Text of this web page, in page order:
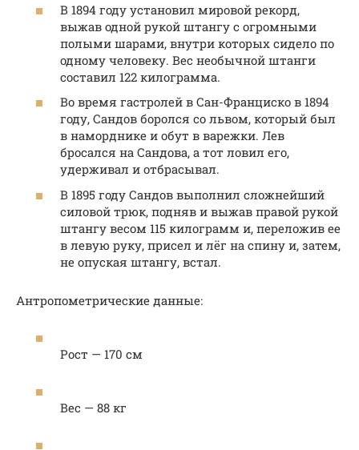
В 1894 году установил мировой рекорд,
выжав одной рукой штангу с огромными
полыми шарами, внутри которых сидело по
одному человеку. Вес необычной штанги
составил 122 килограмма.
Во время гастролей в Сан-Франциско в 1894
году, Сандов боролся со львом, который был
в наморднике и обут в варежки. Лев
бросался на Сандова, а тот ловил его,
удерживал и отбрасывал.
В 1895 году Сандов выполнил сложнейший
силовой трюк, подняв и выжав правой рукой
штангу весом 115 килограмм и, переложив ее
в левую руку, присел и лёг на спину и, затем,
не опуская штангу, встал.
Антропометрические данные:
Рост — 170 см
Вес — 88 кг